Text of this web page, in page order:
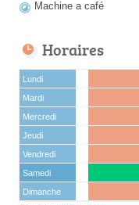
Machine a café
Horaires
Lundi
Mardi
Mercredi
Jeudi
Vendredi
Samedi
Dimanche